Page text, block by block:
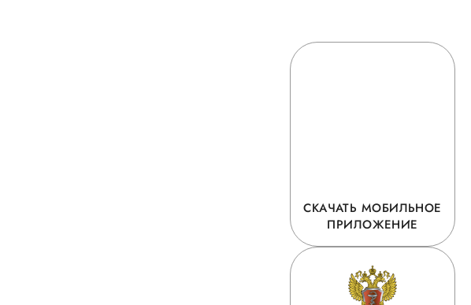
СКАЧАТЬ МОБИЛЬНОЕ
ПРИЛОЖЕНИЕ